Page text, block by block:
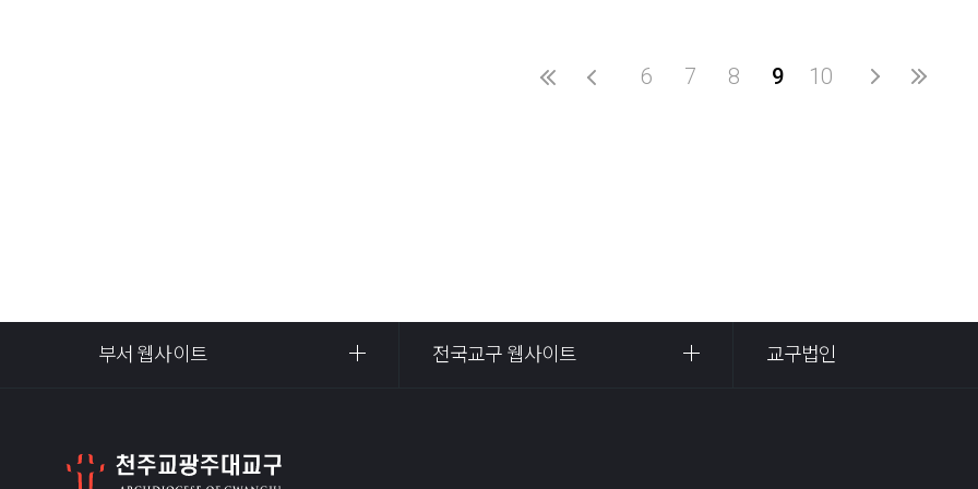
6 7 8 9 10
부서 웹사이트 전국교구 웹사이트 교구법인